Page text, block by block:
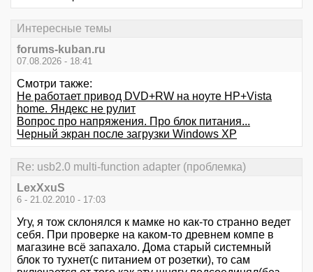
Интересные темы
forums-kuban.ru
07.08.2026 - 18:41
Смотри также:
Не работает привод DVD+RW на ноуте HP+Vista
home. Яндекс не рулит
Вопрос про напряжения. Про блок питания...
Черный экран после загрузки Windows XP
Re: usb2.0 multi-function adapter (проблемка)
LexXxuS
6 - 21.02.2010 - 17:03
Угу, я тож склонялся к мамке но как-то странно ведет
себя. При проверке на каком-то древнем компе в
магазине всё запахало. Дома старый системный
блок то тухнет(с питанием от розетки), то сам